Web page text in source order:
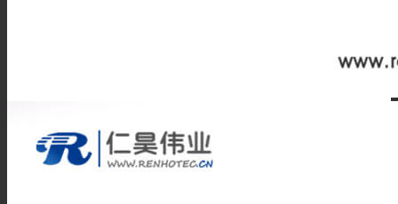
DIN7/16连接器